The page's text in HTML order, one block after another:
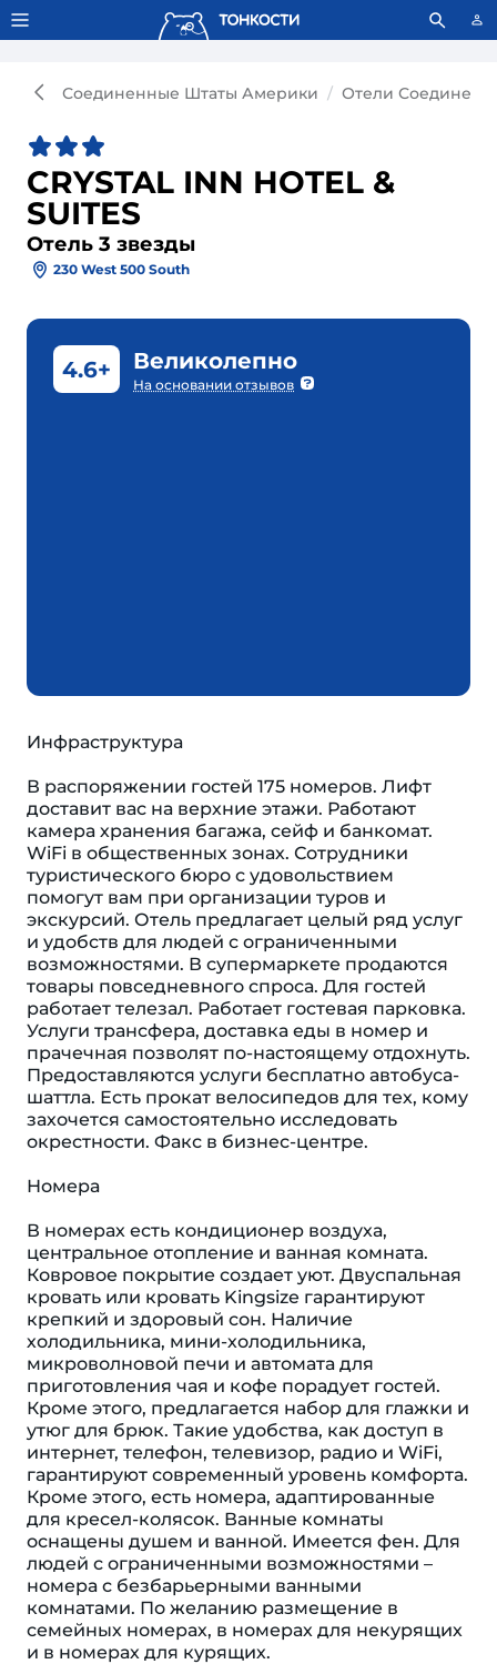
Тонкости используют сookie-файлы. Что это значит?
Соединенные Штаты Америки Отели
CRYSTAL INN HOTEL &
SUITES
Отель 3 звезды
230 West 500 South
4.6+ Великолепно
На основании отзывов
Инфраструктура
В распоряжении гостей 175 номеров. Лифт
доставит вас на верхние этажи. Работают
камера хранения багажа, сейф и банкомат.
WiFi в общественных зонах. Сотрудники
туристического бюро с удовольствием
помогут вам при организации туров и
экскурсий. Отель предлагает целый ряд услуг
и удобств для людей с ограниченными
возможностями. В супермаркете продаются
товары повседневного спроса. Для гостей
работает телезал. Работает гостевая парковка.
Услуги трансфера, доставка еды в номер и
прачечная позволят по-настоящему отдохнуть.
Предоставляются услуги бесплатно автобуса-
шаттла. Есть прокат велосипедов для тех, кому
захочется самостоятельно исследовать
окрестности. Факс в бизнес-центре.
Номера
В номерах есть кондиционер воздуха,
центральное отопление и ванная комната.
Ковровое покрытие создает уют. Двуспальная
кровать или кровать Kingsize гарантируют
крепкий и здоровый сон. Наличие
холодильника, мини-холодильника,
микроволновой печи и автомата для
приготовления чая и кофе порадует гостей.
Кроме этого, предлагается набор для глажки и
утюг для брюк. Такие удобства, как доступ в
интернет, телефон, телевизор, радио и WiFi,
гарантируют современный уровень комфорта.
Кроме этого, есть номера, адаптированные
для кресел-колясок. Ванные комнаты
оснащены душем и ванной. Имеется фен. Для
людей с ограниченными возможностями –
номера с безбарьерными ванными
комнатами. По желанию размещение в
семейных номерах, в номерах для некурящих
и в номерах для курящих.